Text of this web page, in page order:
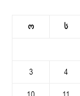
ო ს
3
4